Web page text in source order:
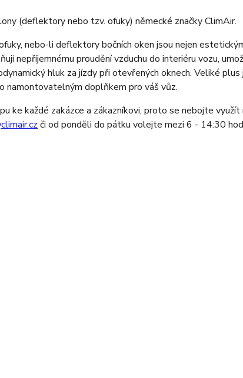
(deflektory nebo tzv. ofuky) německé značky ClimAir.
nebo-li deflektory bočních oken jsou nejen
nepříjemnému proudění vzduchu do interiéru vozu,
hluk za jízdy při otevřených oknech. Veliké
namontovatelným doplňkem pro váš vůz.
ke každé zakázce a zákazníkovi, proto se nebojte
či od ponděli do pátku volejte mezi 6 - 14:30